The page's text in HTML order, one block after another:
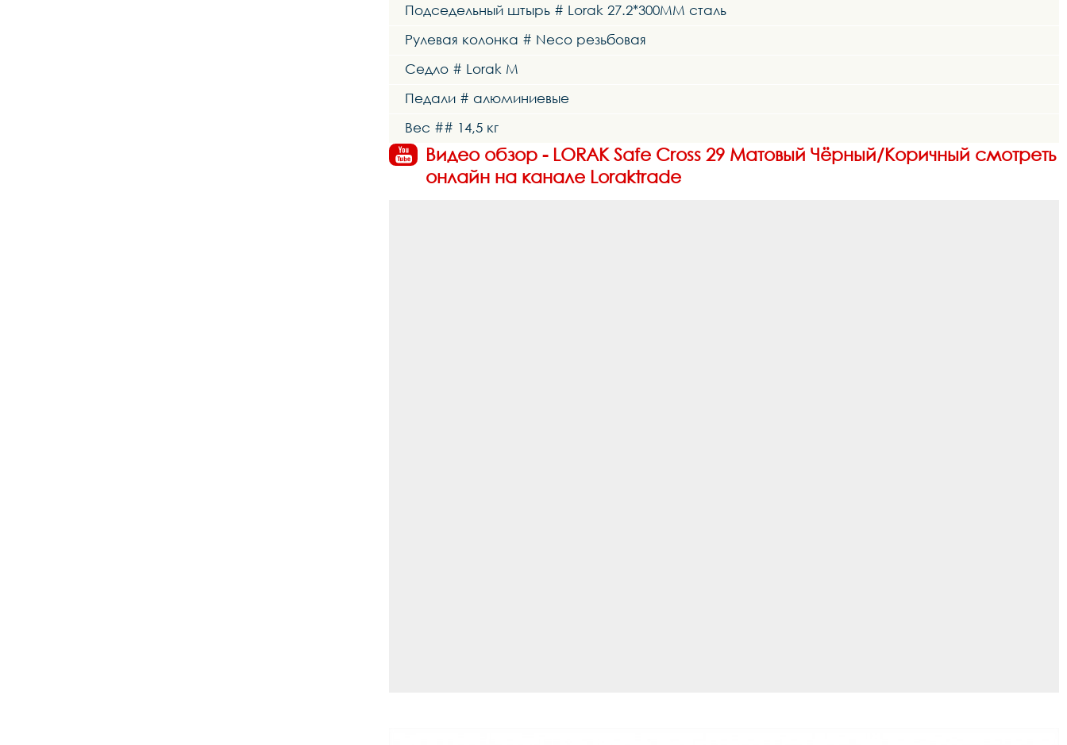
Подседельный штырь # Lorak 27.2*300MM сталь
Рулевая колонка # Neco резьбовая
Седло # Lorak M
Педали # алюминиевые
Вес ## 14,5 кг
Видео обзор - LORAK Safe Cross 29 Матовый Чёрный/Коричный смотреть
онлайн на канале Loraktrade